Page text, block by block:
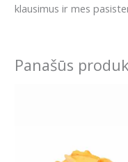
klausimus ir mes
Panašūs